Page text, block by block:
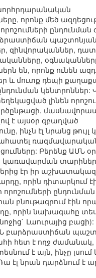
որոնք մեծ
ընդունման
զինվորականներ,
են, որոնք ունեն
և մուտք դեպի
կենտրոններ:
լինեն
է այսօր զբաղված
ինչն էլ նրանց
Բերենք ԱՄՆ
կառավարման
էր իր
որին դիտարկում
որոշումների
բնութագրում էին
որին նախագահը
Լաուրայից
բարձրաստիճան
հետ է ողջ
է այն, ինչը
էլ նրան դարձնում է